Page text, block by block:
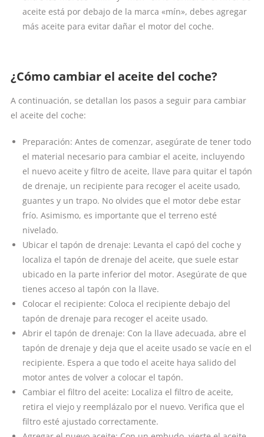
aceite está por debajo de la marca «mín», debes agregar
más aceite para evitar dañar el motor del coche.
¿Cómo cambiar el aceite del coche?
A continuación, se detallan los pasos a seguir para cambiar
el aceite del coche:
Preparación: Antes de comenzar, asegúrate de tener todo
el material necesario para cambiar el aceite, incluyendo
el nuevo aceite y filtro de aceite, llave para quitar el tapón
de drenaje, un recipiente para recoger el aceite usado,
guantes y un trapo. No olvides que el motor debe estar
frío. Asimismo, es importante que el terreno esté
nivelado.
Ubicar el tapón de drenaje: Levanta el capó del coche y
localiza el tapón de drenaje del aceite, que suele estar
ubicado en la parte inferior del motor. Asegúrate de que
tienes acceso al tapón con la llave.
Colocar el recipiente: Coloca el recipiente debajo del
tapón de drenaje para recoger el aceite usado.
Abrir el tapón de drenaje: Con la llave adecuada, abre el
tapón de drenaje y deja que el aceite usado se vacíe en el
recipiente. Espera a que todo el aceite haya salido del
motor antes de volver a colocar el tapón.
Cambiar el filtro del aceite: Localiza el filtro de aceite,
retira el viejo y reemplázalo por el nuevo. Verifica que el
filtro esté ajustado correctamente.